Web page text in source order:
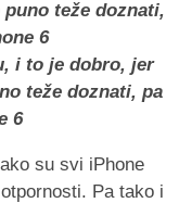
i to je dobro, jer
teže doznati, pa
6
su svi iPhone
Pa tako i